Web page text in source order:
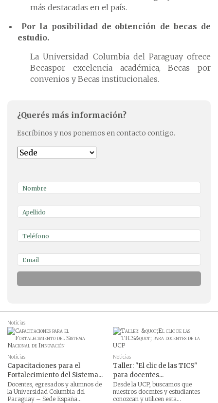
más destacadas en el país.
Por la posibilidad de obtención de becas de
estudio.
La Universidad Columbia del Paraguay ofrece
Becaspor excelencia académica, Becas por
convenios y Becas institucionales.
¿Querés más información?
Escríbinos y nos ponemos en contacto contigo.
Noticias
Noticias
Capacitaciones para el
Fortalecimiento del Sistema...
Docentes, egresados y alumnos de
la Universidad Columbia del
Paraguay – Sede España...
Noticias
Taller: "El clic de las TICS"
para docentes...
Desde la UCP, buscamos que
nuestros docentes y estudiantes
conozcan y utilicen esta...